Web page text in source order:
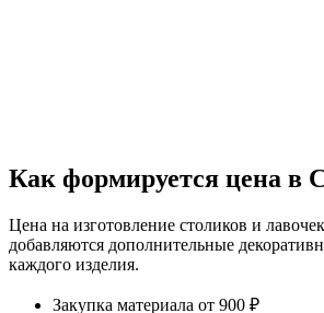
Как формируется цена в
Цена на изготовление столиков и
добавляются дополнительные
каждого изделия.
Закупка материала от 900 ₽